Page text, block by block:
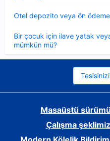
Otel depozito veya ön
Bir çocuk için ilave yatak
mümkün mü?
Masaüstü sürümü
Çalışma şeklimiz